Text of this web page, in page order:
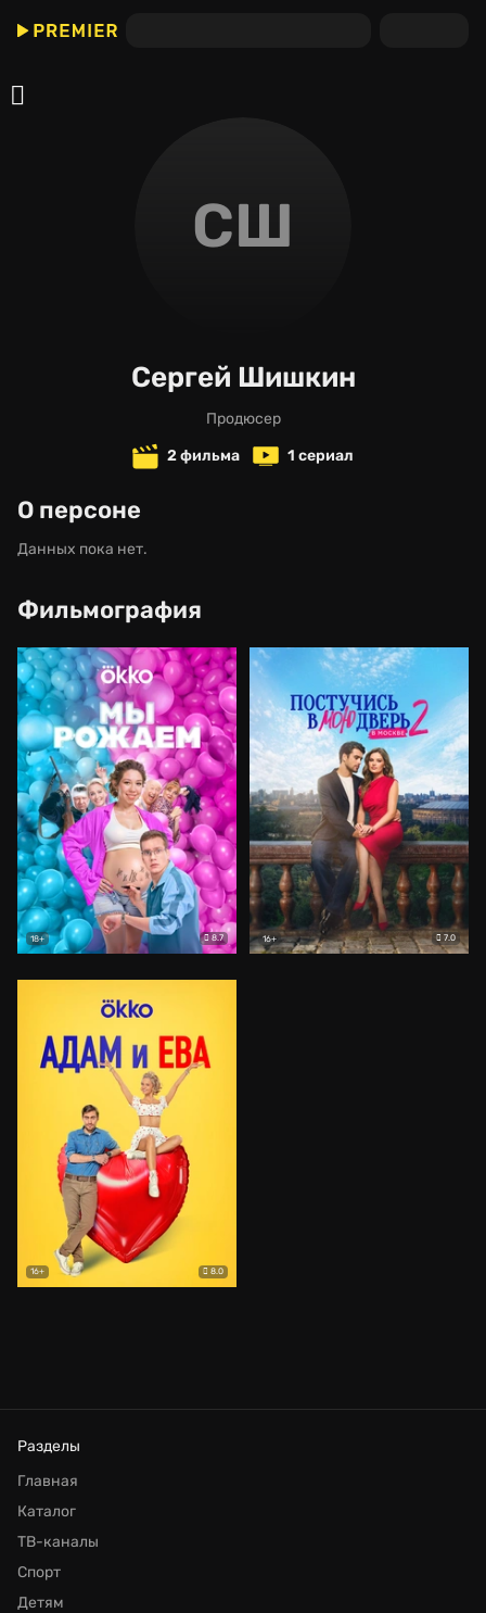
СШ
Сергей Шишкин
продюсер
2 фильма
1 сериал
О персоне
Данных пока нет.
Фильмография
18+ 8.7 16+ 7.0
16+ 8.0
Разделы
Главная
Каталог
ТВ-каналы
Спорт
Детям